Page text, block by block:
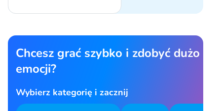
Chcesz grać szybko i zdobyć dużo
emocji?
Wybierz kategorię i zacznij